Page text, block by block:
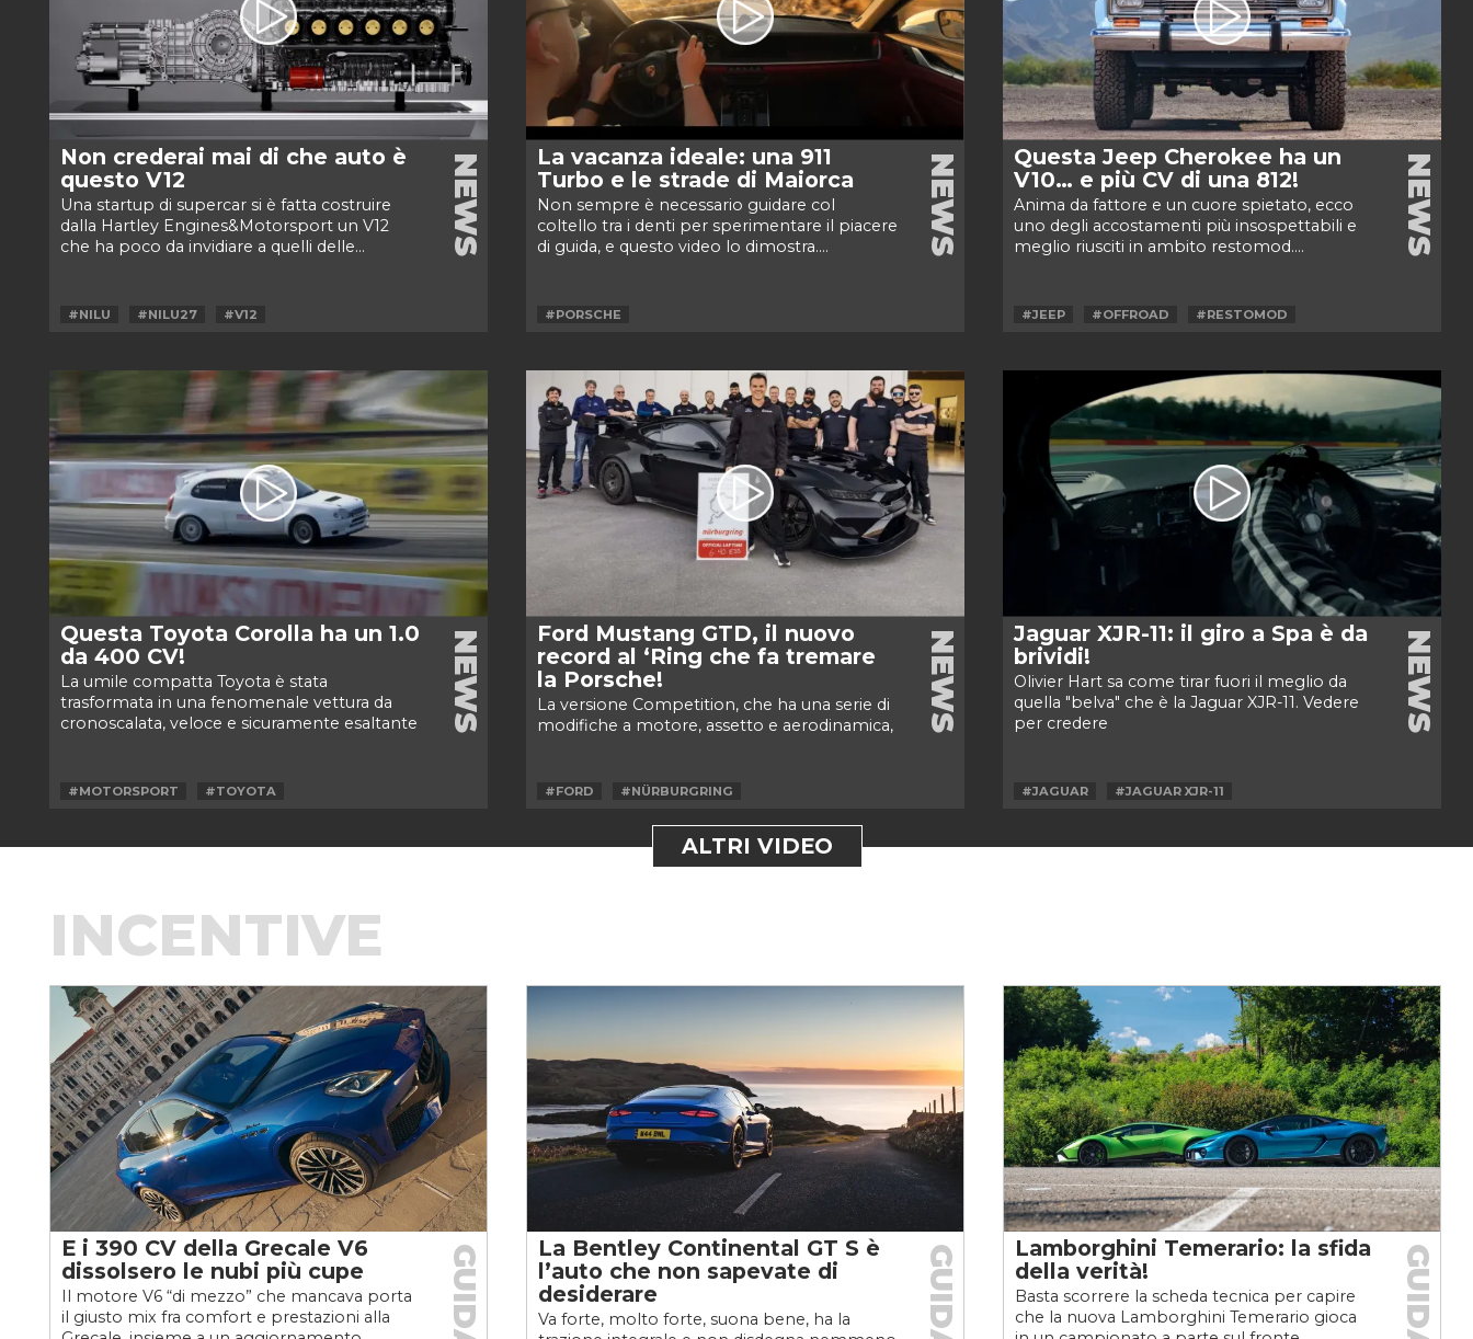
Non crederai mai di che auto è
questo V12
Una startup di supercar si è fatta costruire
dalla Hartley Engines&Motorsport un V12
che ha poco da invidiare a quelli delle...
NEWS
#NILU #NILU27 #V12
La vacanza ideale: una 911
Turbo e le strade di Maiorca
Non sempre è necessario guidare col
coltello tra i denti per sperimentare il piacere
di guida, e questo video lo dimostra....
NEWS
#PORSCHE
Questa Jeep Cherokee ha un
V10… e più CV di una 812!
Anima da fattore e un cuore spietato, ecco
uno degli accostamenti più insospettabili e
meglio riusciti in ambito restomod....
NEWS
#JEEP #OFFROAD #RESTOMOD
Questa Toyota Corolla ha un 1.0
da 400 CV!
La umile compatta Toyota è stata
trasformata in una fenomenale vettura da
cronoscalata, veloce e sicuramente esaltante
NEWS
#MOTORSPORT #TOYOTA
Ford Mustang GTD, il nuovo
record al ‘Ring che fa tremare
la Porsche!
La versione Competition, che ha una serie di
modifiche a motore, assetto e aerodinamica,
NEWS
#FORD #NÜRBURGRING
Jaguar XJR-11: il giro a Spa è da
brividi!
Olivier Hart sa come tirar fuori il meglio da
quella "belva" che è la Jaguar XJR-11. Vedere
per credere
NEWS
#JAGUAR #JAGUAR XJR-11
ALTRI VIDEO
INCENTIVE
E i 390 CV della Grecale V6
dissolsero le nubi più cupe
Il motore V6 “di mezzo” che mancava porta
il giusto mix fra comfort e prestazioni alla
GUIDA
La Bentley Continental GT S è
l’auto che non sapevate di
desiderare
Va forte, molto forte, suona bene, ha la
GUIDA
Lamborghini Temerario: la sfida
della verità!
Basta scorrere la scheda tecnica per capire
che la nuova Lamborghini Temerario gioca
GUIDA